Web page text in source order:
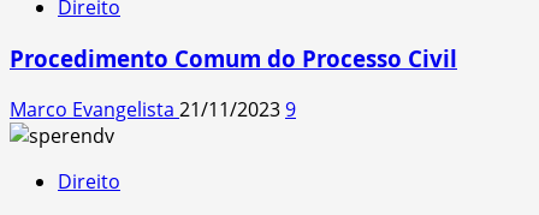
Direito
Procedimento Comum do Processo Civil
Marco Evangelista 21/11/20239
Direito